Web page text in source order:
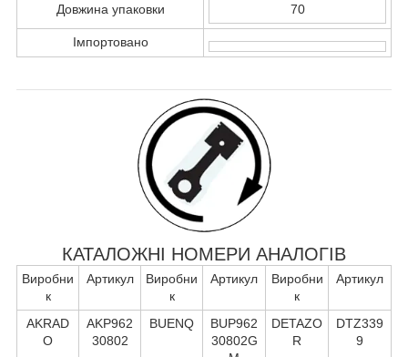
Довжина упаковки 70
Імпортовано
КАТАЛОЖНІ НОМЕРИ АНАЛОГІВ
Виробни
к
Артикул
Виробни
к
Артикул
Виробни
к
Артикул
AKRAD
O
AKP962
30802
BUENQ
BUP962
30802G
DETAZO
R
DTZ339
9